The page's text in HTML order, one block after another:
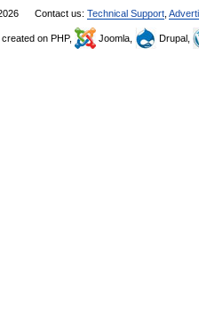
Contact us: Technical Support
, created on PHP, Joomla, Drupal,